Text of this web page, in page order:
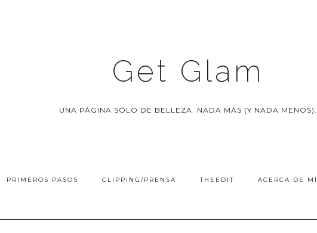
Get Glam
UNA PÁGINA SÓLO DE BELLEZA. NADA MÁS (Y NADA MENOS).
PRIMEROS PASOS CLIPPING/PRENSA THEEDIT ACERCA DE MÍ